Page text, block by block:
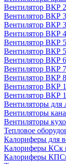
Вентилятор ВКР
Вентилятор ВКР
Вентилятор ВКР
Вентилятор ВКР 4
Вентилятор ВКР 5
Вентилятор ВКР
Вентилятор ВКР
Вентилятор ВКР
Вентилятор ВКР 8
Вентилятор ВКР
Вентилятор ВКР
Вентиляторы
Вентиляторы
Вентиляторы
Тепловое
Калориферы для
Калориферы КСк
Калориферы